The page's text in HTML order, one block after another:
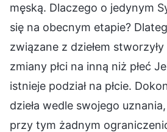
męską. Dlaczego o jedynym
się na obecnym etapie?
związane z dziełem
zmiany płci na inną niż płeć
istnieje podział na płcie.
dzieła wedle swojego
przy tym żadnym